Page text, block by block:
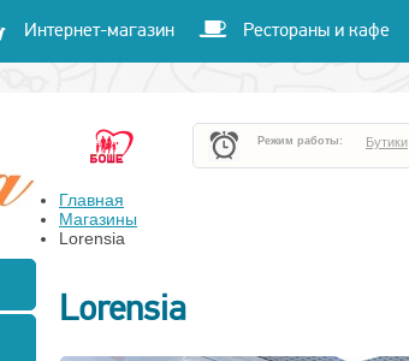
Интернет-магазин Рестораны и кафе
Режим работы: Бутики
Главная
Магазины
Lorensia
Lorensia